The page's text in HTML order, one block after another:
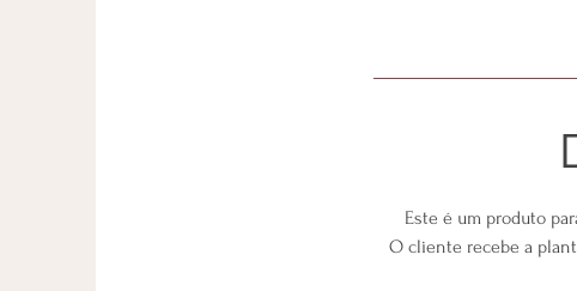
Este é um produto
O cliente recebe a